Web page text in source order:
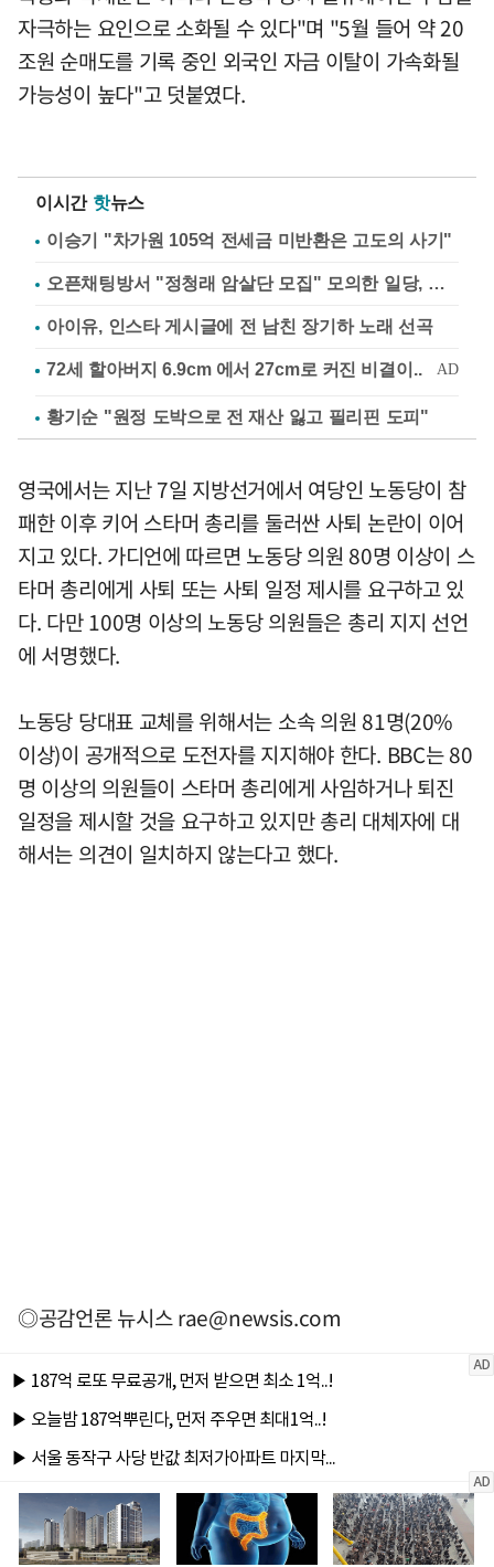
자극하는 요인으로 소화될 수 있다"며 "5월 들어 약 20
조원 순매도를 기록 중인 외국인 자금 이탈이 가속화될
가능성이 높다"고 덧붙였다.
이시간 핫뉴스
이승기 "차가원 105억 전세금 미반환은 고도의 사기"
오픈채팅방서 "정청래 암살단 모집" 모의한 일당, 불구속 송치
아이유, 인스타 게시글에 전 남친 장기하 노래 선곡
황기순 "원정 도박으로 전 재산 잃고 필리핀 도피"
영국에서는 지난 7일 지방선거에서 여당인 노동당이 참
패한 이후 키어 스타머 총리를 둘러싼 사퇴 논란이 이어
지고 있다. 가디언에 따르면 노동당 의원 80명 이상이 스
타머 총리에게 사퇴 또는 사퇴 일정 제시를 요구하고 있
다. 다만 100명 이상의 노동당 의원들은 총리 지지 선언
에 서명했다.
노동당 당대표 교체를 위해서는 소속 의원 81명(20%
이상)이 공개적으로 도전자를 지지해야 한다. BBC는 80
명 이상의 의원들이 스타머 총리에게 사임하거나 퇴진
일정을 제시할 것을 요구하고 있지만 총리 대체자에 대
해서는 의견이 일치하지 않는다고 했다.
◎공감언론 뉴시스rae@newsis.com